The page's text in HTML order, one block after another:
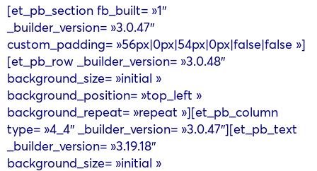
[et_pb_section fb_built= »1″
_builder_version= »3.0.47″
custom_padding= »56px|0px|54px|0px|false|false »]
[et_pb_row _builder_version= »3.0.48″
background_size= »initial »
background_position= »top_left »
background_repeat= »repeat »][et_pb_column
type= »4_4″ _builder_version= »3.0.47″][et_pb_text
_builder_version= »3.19.18″
background_size= »initial »